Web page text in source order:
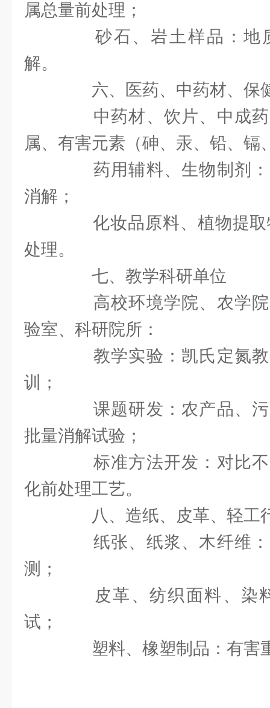
属总量前处理；
砂石、岩土样品：地
解。
六、医药、中药材、保
中药材、饮片、中成药
属、有害元素（砷、汞、铅、镉
药用辅料、生物制剂：
消解；
化妆品原料、植物提取
处理。
七、教学科研单位
高校环境学院、农学院
验室、科研院所：
教学实验：凯氏定氮教
训；
课题研发：农产品、污
批量消解试验；
标准方法开发：对比不
化前处理工艺。
八、造纸、皮革、轻工
纸张、纸浆、木纤维：
测；
皮革、纺织面料、染
试；
塑料、橡塑制品：有害